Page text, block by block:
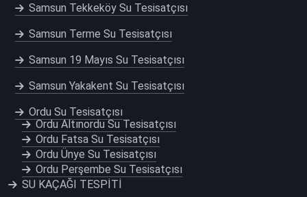
Samsun Tekkeköy Su Tesisatçısı
Samsun Terme Su Tesisatçısı
Samsun 19 Mayıs Su Tesisatçısı
Samsun Yakakent Su Tesisatçısı
Ordu Su Tesisatçısı
Ordu Altınordu Su Tesisatçısı
Ordu Fatsa Su Tesisatçısı
Ordu Ünye Su Tesisatçısı
Ordu Perşembe Su Tesisatçısı
SU KAÇAĞI TESPİTİ